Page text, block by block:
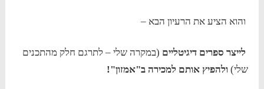
והוא הציע את הרעיון הבא –
לייצר ספרים דיגיטליים (במקרה שלי – לתרגם חלק מהתכנים
שלי) ולהפיץ אותם למכירה ב"אמזון"!